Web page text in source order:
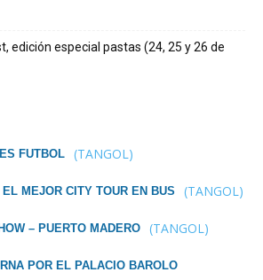
edición especial pastas (24, 25 y 26 de
FUTBOL (TANGOL)
MEJOR CITY TOUR EN BUS (TANGOL)
– PUERTO MADERO (TANGOL)
POR EL PALACIO BAROLO